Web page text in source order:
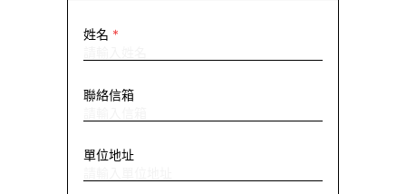
姓名 *
聯絡信箱
單位地址